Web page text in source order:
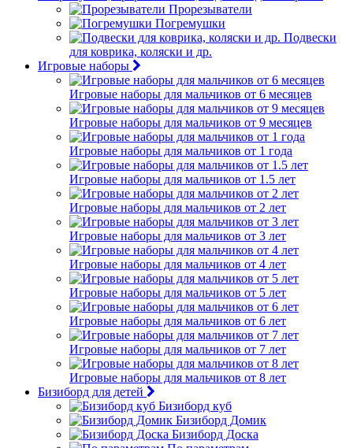
Прорезыватели
Погремушки
Подвески
для коврика, коляски и др.
Игровые наборы
Игровые наборы для мальчиков от 6 месяцев
Игровые наборы для мальчиков от 9 месяцев
Игровые наборы для мальчиков от 1 года
Игровые наборы для мальчиков от 1.5 лет
Игровые наборы для мальчиков от 2 лет
Игровые наборы для мальчиков от 3 лет
Игровые наборы для мальчиков от 4 лет
Игровые наборы для мальчиков от 5 лет
Игровые наборы для мальчиков от 6 лет
Игровые наборы для мальчиков от 7 лет
Игровые наборы для мальчиков от 8 лет
Бизиборд для детей
Бизиборд куб
Бизиборд Домик
Бизиборд Доска